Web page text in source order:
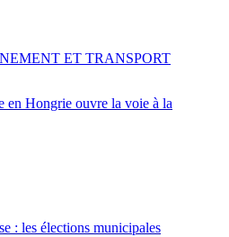
en Hongrie ouvre la voie à la
ET TRANSPORT
: les élections municipales